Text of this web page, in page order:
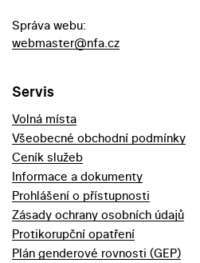
Správa webu:
webmaster@nfa.cz
Servis
Volná místa
Všeobecné obchodní podmínky
Ceník služeb
Informace a dokumenty
Prohlášení o přístupnosti
Zásady ochrany osobních údajů
Protikorupční opatření
Plán genderové rovnosti (GEP)